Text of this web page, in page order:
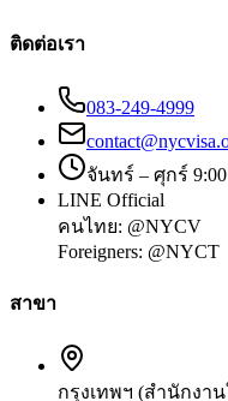
ติดต่อเรา
083-249-4999
จันทร์ – ศุกร์ 9:00
LINE Official
คนไทย: @NYCV
Foreigners: @NYCT
สาขา
กรุงเทพฯ (สำนักงา